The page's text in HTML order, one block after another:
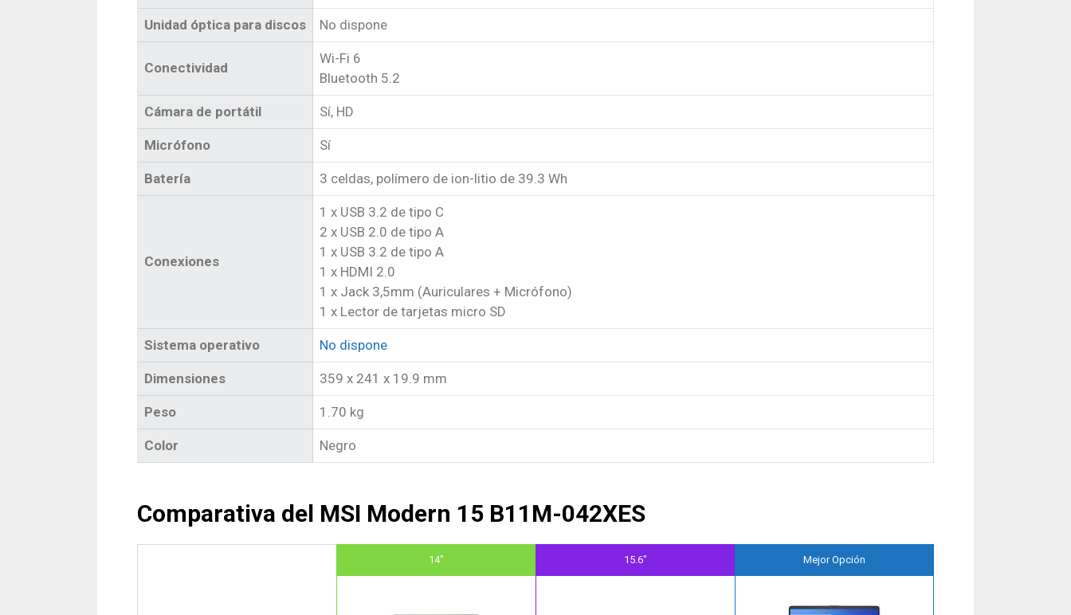
Unidad óptica para discos No dispone
Conectividad
Wi-Fi 6
Bluetooth 5.2
Cámara de portátil Sí, HD
Micrófono Sí
Batería 3 celdas, polímero de ion-litio de 39.3 Wh
Conexiones
1 x USB 3.2 de tipo C
2 x USB 2.0 de tipo A
1 x USB 3.2 de tipo A
1 x HDMI 2.0
1 x Jack 3,5mm (Auriculares + Micrófono)
1 x Lector de tarjetas micro SD
Sistema operativo No dispone
Dimensiones 359 x 241 x 19.9 mm
Peso 1.70 kg
Color Negro
Comparativa del MSI Modern 15 B11M-042XES
14" 15.6" Mejor Opción